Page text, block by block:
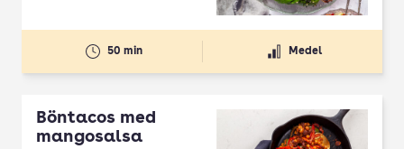
50 min Medel
Böntacos med
mangosalsa